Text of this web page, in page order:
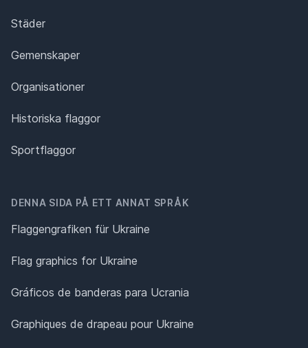
Städer
Gemenskaper
Organisationer
Historiska flaggor
Sportflaggor
DENNA SIDA PÅ ETT ANNAT SPRÅK
Flaggengrafiken für Ukraine
Flag graphics for Ukraine
Gráficos de banderas para Ucrania
Graphiques de drapeau pour Ukraine